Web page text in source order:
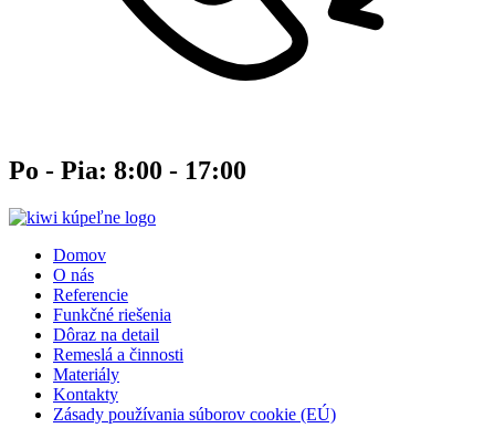
Po - Pia: 8:00 - 17:00
Domov
O nás
Referencie
Funkčné riešenia
Dôraz na detail
Remeslá a činnosti
Materiály
Kontakty
Zásady používania súborov cookie (EÚ)